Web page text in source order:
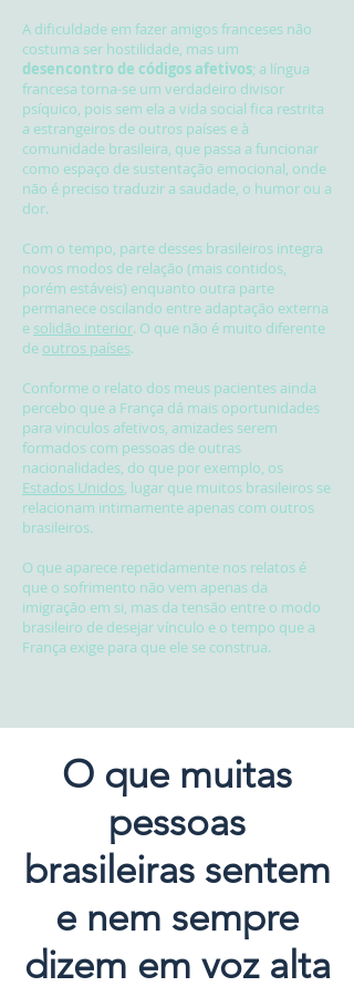
A dificuldade em fazer amigos franceses não
costuma ser hostilidade, mas um
desencontro de códigos afetivos; a língua
francesa torna-se um verdadeiro divisor
psíquico, pois sem ela a vida social fica restrita
a estrangeiros de outros países e à
comunidade brasileira, que passa a funcionar
como espaço de sustentação emocional, onde
não é preciso traduzir a saudade, o humor ou a
dor.
Com o tempo, parte desses brasileiros integra
novos modos de relação (mais contidos,
porém estáveis) enquanto outra parte
permanece oscilando entre adaptação externa
e solidão interior. O que não é muito diferente
de outros países.
Conforme o relato dos meus pacientes ainda
percebo que a França dá mais oportunidades
para vinculos afetivos, amizades serem
formados com pessoas de outras
nacionalidades, do que por exemplo, os
Estados Unidos, lugar que muitos brasileiros se
relacionam intimamente apenas com outros
brasileiros.
O que aparece repetidamente nos relatos é
que o sofrimento não vem apenas da
imigração em si, mas da tensão entre o modo
brasileiro de desejar vínculo e o tempo que a
França exige para que ele se construa.
O que muitas
pessoas
brasileiras sentem
e nem sempre
dizem em voz alta